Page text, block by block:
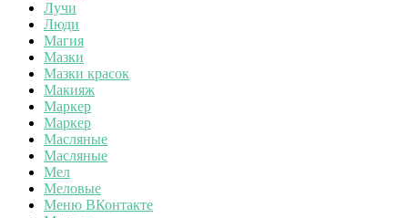
Лучи
Люди
Магия
Мазки
Мазки красок
Макияж
Маркер
Маркер
Масляные
Масляные
Мел
Меловые
Меню ВКонтакте